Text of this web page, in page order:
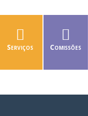
Serviços Comissões